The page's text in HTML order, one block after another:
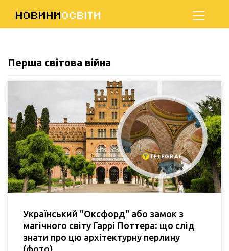
НОВИНИОСВІТИ
Перша світова війна
Український "Оксфорд" або замок з
магічного світу Гаррі Поттера: що слід
знати про цю архітектурну перлину